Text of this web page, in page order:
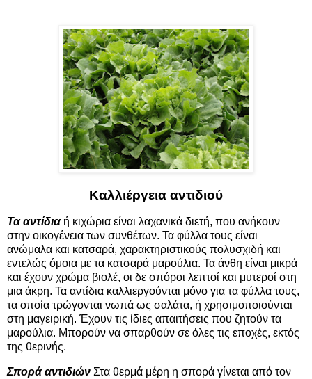
Καλλιέργεια αντιδιού
Τα αντίδιαή κιχώρια είναι λαχανικά διετή, που ανήκουν
στην οικογένεια των συνθέτων. Τα φύλλα τους είναι
ανώμαλα και κατσαρά, χαρακτηριστικούς πολυσχιδή και
εντελώς όμοια με τα κατσαρά μαρούλια. Τα άνθη είναι μικρά
και έχουν χρώμα βιολέ, οι δε σπόροι λεπτοί και μυτεροί στη
μια άκρη. Τα αντίδια καλλιεργούνται μόνο για τα φύλλα τους,
τα οποία τρώγονται νωπά ως σαλάτα, ή χρησιμοποιούνται
στη μαγειρική. Έχουν τις ίδιες απαιτήσεις που ζητούν τα
μαρούλια. Μπορούν να σπαρθούν σε όλες τις εποχές, εκτός
της θερινής.
Σπορά αντιδιών Στα θερμά μέρη η σπορά γίνεται από τον